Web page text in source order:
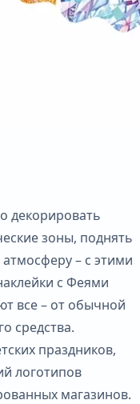
декорировать
зоны, поднять
– с этими
с Феями
все – от обычной
средства.
праздников,
логотипов
магазинов.